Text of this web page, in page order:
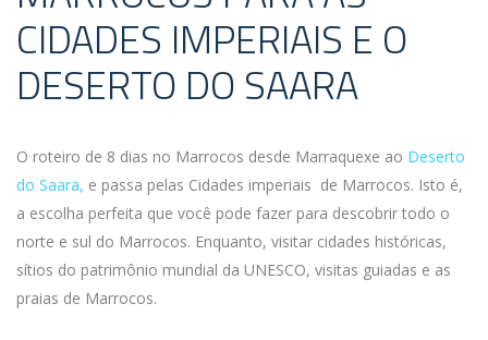
CIDADES IMPERIAIS E O
DESERTO DO SAARA
O roteiro de 8 dias no Marrocos desde Marraquexe ao Deserto
do Saara, e passa pelas Cidades imperiais de Marrocos. Isto é,
a escolha perfeita que você pode fazer para descobrir todo o
norte e sul do Marrocos. Enquanto, visitar cidades históricas,
sítios do patrimônio mundial da UNESCO, visitas guiadas e as
praias de Marrocos.